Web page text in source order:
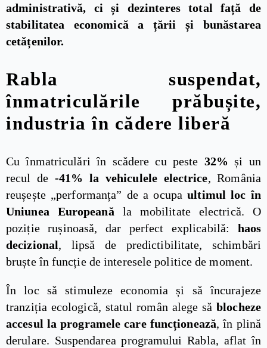
administrativă, ci și dezinteres total față de
stabilitatea economică a țării și bunăstarea
cetățenilor.
Rabla suspendat,
înmatriculările prăbușite,
industria în cădere liberă
Cu înmatriculări în scădere cu peste 32% și un
recul de-41% la vehiculele electrice, România
reușește „performanța” de a ocupaultimul loc în
Uniunea Europeană la mobilitate electrică. O
poziție rușinoasă, dar perfect explicabilă: haos
decizional, lipsă de predictibilitate, schimbări
bruște în funcție de interesele politice de moment.
În loc să stimuleze economia și să încurajeze
tranziția ecologică, statul român alege săblocheze
accesul la programele care funcționează, în plină
derulare. Suspendarea programului Rabla, aflat în